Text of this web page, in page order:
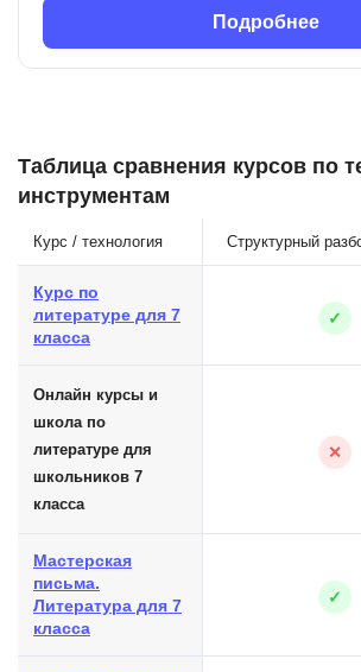
Подробнее
Таблица сравнения курсов по
инструментам
Курс / технология Структурный
Курс по
литературе для 7
класса
✓
Онлайн курсы и
школа по
литературе для
школьников 7
класса
✕
Мастерская
письма.
Литература для 7
класса
✓